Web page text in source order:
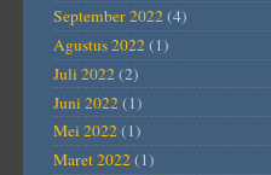
September 2022(4)
Agustus 2022(1)
Juli 2022(2)
Juni 2022(1)
Mei 2022(1)
Maret 2022(1)